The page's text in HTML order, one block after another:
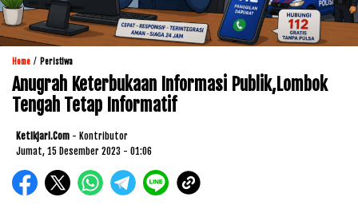
Home / Peristiwa
Anugrah Keterbukaan Informasi Publik,Lombok
Tengah Tetap Informatif
Ketikjari.com - Kontributor
Jumat, 15 Desember 2023 - 01:06